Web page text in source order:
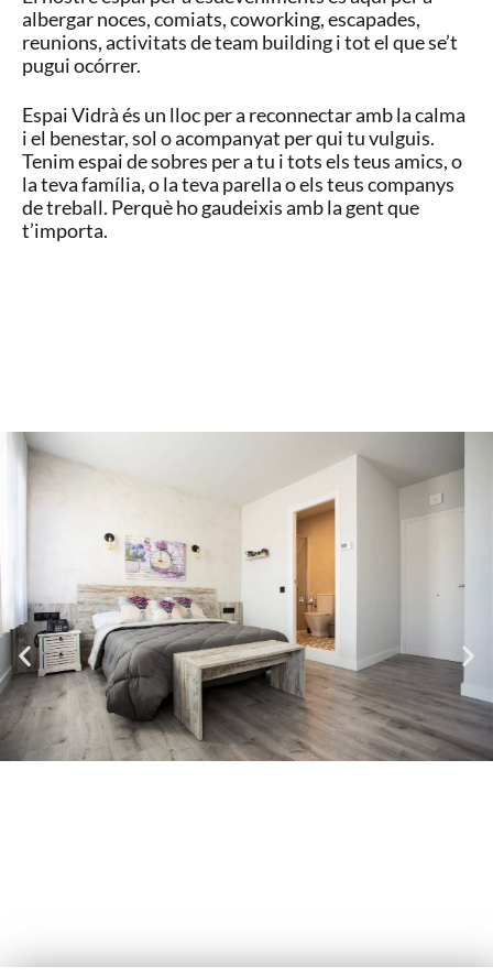
albergar noces, comiats, coworking, escapades,
reunions, activitats de team building i tot el que se’t
pugui ocórrer.
Espai Vidrà és un lloc per a reconnectar amb la calma
i el benestar, sol o acompanyat per qui tu vulguis.
Tenim espai de sobres per a tu i tots els teus amics, o
la teva família, o la teva parella o els teus companys
de treball. Perquè ho gaudeixis amb la gent que
t’importa.